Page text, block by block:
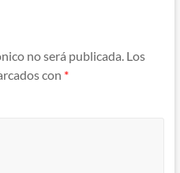
no será publicada. Los
con *